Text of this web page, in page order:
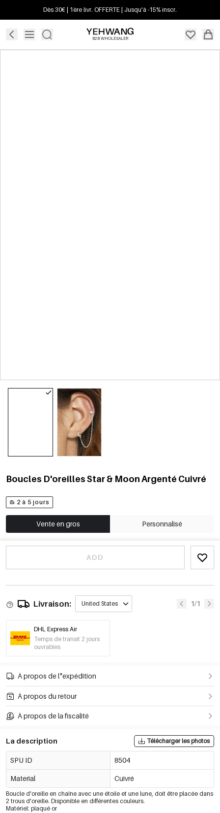
Dès 30€ | 1ère livr. OFFERTE | Jusqu'à -15% inscr.
B2B WHOLESALER
Boucles D'oreilles Star & Moon Argenté Cuivré
2 à 5 jours
Vente en gros Personnalisé
ADD
Livraison: United States 1/1
DHL Express Air
Temps de transit 2 jours
ouvrables
À propos de l"expédition
À propos du retour
À propos de la fiscalité
La description Télécharger les photos
SPU ID 8504
Material Cuivré
Boucle d'oreille en chaîne avec une étoile et une lune, doit être placée dans
2 trous d'oreille. Disponible en différentes couleurs.
Matériel: plaqué or